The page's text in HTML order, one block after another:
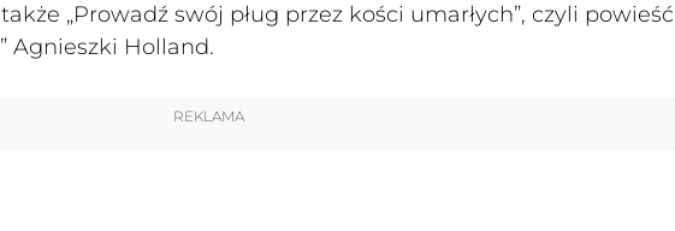
„Prowadź swój pług przez kości umarłych”, czyli
Agnieszki Holland.
REKLAMA